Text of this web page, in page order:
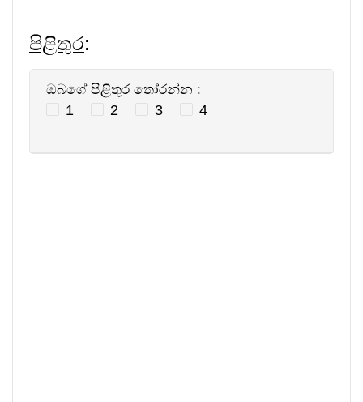
පිළිතුර:
ඔබගේ පිළිතුර තෝරන්න :
1 2 3 4